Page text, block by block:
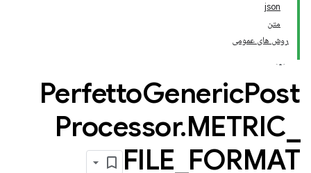
json
متن
روش های عمومی
PerfettoGenericPost
Processor.METRIC
FILE FORMAT